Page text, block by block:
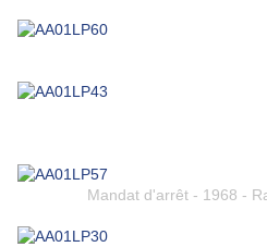
Mandat d'arrêt - 1968 -